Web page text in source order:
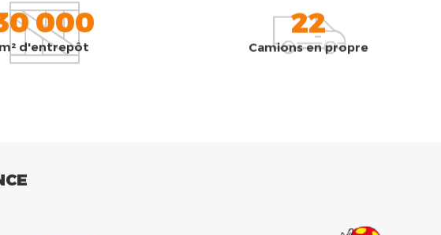
000
m² d'entrepôt
22
Camions en propre